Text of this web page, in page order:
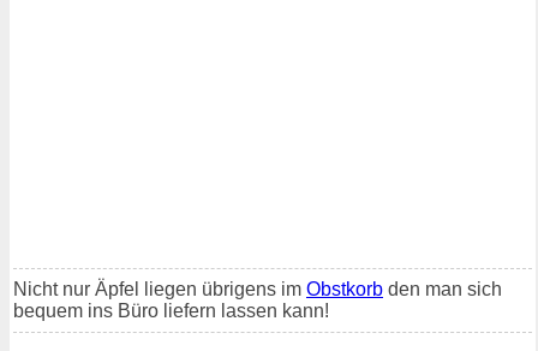
Nicht nur Äpfel liegen übrigens im Obstkorb den man sich
bequem ins Büro liefern lassen kann!